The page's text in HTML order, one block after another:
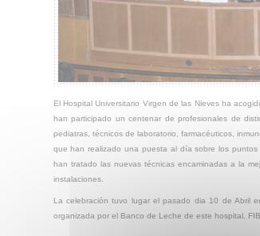
El Hospital Universitario Virgen de las Nieves ha
han participado un centenar de profesionales de
pediatras, técnicos de laboratorio, farmacéuticos,
que han realizado una puesta al día sobre los
han tratado las nuevas técnicas encaminadas a la
instalaciones.
La celebración tuvo lugar el pasado dia 10 de Abril
organizada por el Banco de Leche de este hospital,